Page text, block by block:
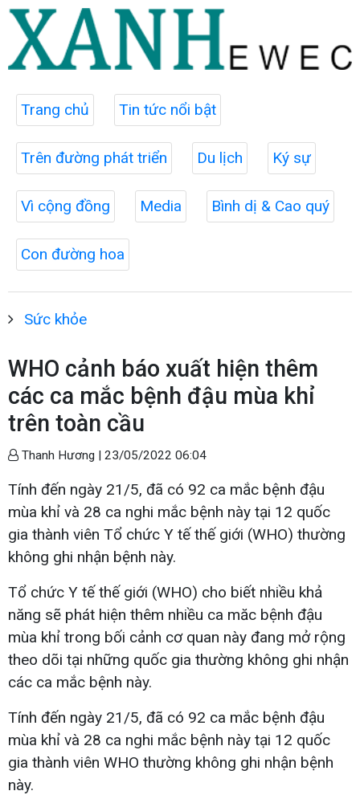
Trang chủ Tin tức nổi bật
Trên đường phát triển Du lịch Ký sự
Vì cộng đồng Media Bình dị & Cao quý
Con đường hoa
Sức khỏe
WHO cảnh báo xuất hiện thêm
các ca mắc bệnh đậu mùa khỉ
trên toàn cầu
Thanh Hương | 23/05/2022 06:04
Tính đến ngày 21/5, đã có 92 ca mắc bệnh đậu
mùa khỉ và 28 ca nghi mắc bệnh này tại 12 quốc
gia thành viên Tổ chức Y tế thế giới (WHO) thường
không ghi nhận bệnh này.
Tổ chức Y tế thế giới (WHO) cho biết nhiều khả
năng sẽ phát hiện thêm nhiều ca măc bệnh đậu
mùa khỉ trong bối cảnh cơ quan này đang mở rộng
theo dõi tại những quốc gia thường không ghi nhận
các ca mắc bệnh này.
Tính đến ngày 21/5, đã có 92 ca mắc bệnh đậu
mùa khỉ và 28 ca nghi mắc bệnh này tại 12 quốc
gia thành viên WHO thường không ghi nhận bệnh
này.